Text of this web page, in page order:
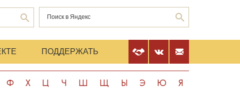
ПОДДЕРЖАТЬ
Ф Х Ц Ч Ш Щ Ы Э Ю Я